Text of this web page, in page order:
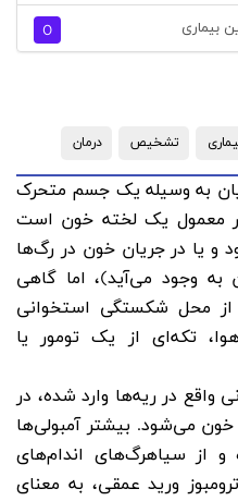
بیماری 0
تشخیص درمان
به وسیله یک جسم متحرک
معمول یک لخته خون است
یا در جریان خون در رگ‌ها
به وجود می‌آید)، اما گاهی
از محل شکستگی استخوانی
تکه‌ای از یک تومور یا
در ریه‌ها وارد شده، در
خون می‌شود. بیشتر آمبولی‌ها
از سیاهرگ‌های اندام‌های
ورید عمقی، به معنای